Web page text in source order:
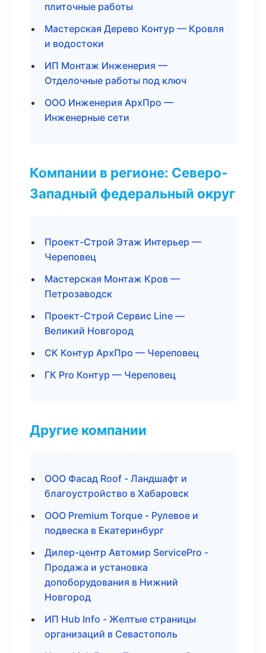
плиточные работы
Мастерская Дерево Контур — Кровля
и водостоки
ИП Монтаж Инженерия —
Отделочные работы под ключ
ООО Инженерия АрхПро —
Инженерные сети
Компании в регионе: Северо-
Западный федеральный округ
Проект-Строй Этаж Интерьер —
Череповец
Мастерская Монтаж Кров —
Петрозаводск
Проект-Строй Сервис Line —
Великий Новгород
СК Контур АрхПро — Череповец
ГК Pro Контур — Череповец
Другие компании
ООО Фасад Roof - Ландшафт и
благоустройство в Хабаровск
ООО Premium Torque - Рулевое и
подвеска в Екатеринбург
Дилер-центр Автомир ServicePro -
Продажа и установка
допоборудования в Нижний
Новгород
ИП Hub Info - Желтые страницы
организаций в Севастополь